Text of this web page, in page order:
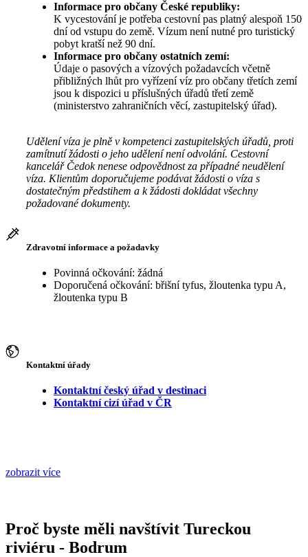
Informace pro občany České republiky:
K vycestování je potřeba cestovní pas platný alespoň 150
dní od vstupu do země. Vízum není nutné pro turistický
pobyt kratší než 90 dní.
Informace pro občany ostatních zemí:
Údaje o pasových a vízových požadavcích včetně
přibližných lhůt pro vyřízení víz pro občany třetích zemí
jsou k dispozici u příslušných úřadů třetí země
(ministerstvo zahraničních věcí, zastupitelský úřad).
Udělení víza je plně v kompetenci zastupitelských úřadů, proti
zamítnutí žádosti o jeho udělení není odvolání. Cestovní
kancelář Čedok nenese odpovědnost za případné neudělení
víza. Klientům doporučujeme podávat žádosti o víza s
dostatečným předstihem a k žádosti dokládat všechny
požadované dokumenty.
Zdravotní informace a požadavky
Povinná očkování: žádná
Doporučená očkování: břišní tyfus, žloutenka typu A,
žloutenka typu B
Kontaktní úřady
Kontaktní český úřad v destinaci
Kontaktní cizí úřad v ČR
zobrazit více
Proč byste měli navštívit Tureckou
riviéru - Bodrum